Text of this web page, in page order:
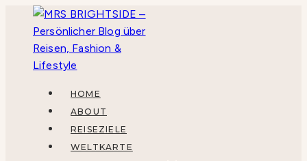
springen
HOME
ABOUT
REISEZIELE
WELTKARTE